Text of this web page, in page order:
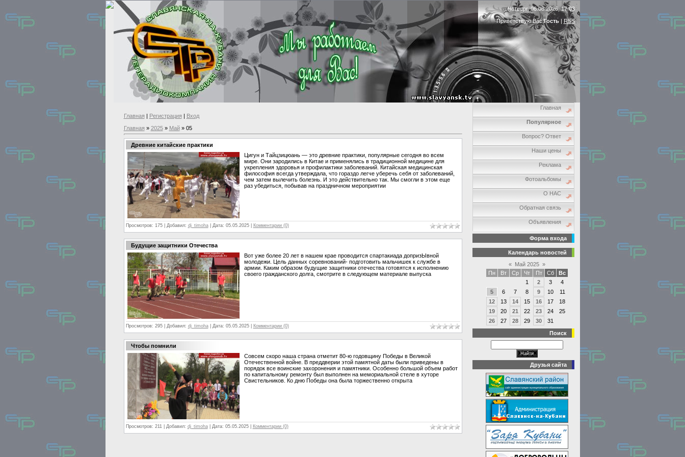
Четверг, 06.08.2026, 17:03
Приветствую ВасГость| RSS
Главная | Регистрация | Вход
Главная » 2025 » Май » 05
Древние китайские практики
Цигун и Тайцзицюань — это древние практики, популярные сегодня во всем
мире. Они зародились в Китае и применялись в традиционной медицине для
укрепления здоровья и профилактики заболеваний. Китайская медицинская
философия всегда утверждала, что гораздо легче уберечь себя от заболеваний,
чем затем вылечить болезнь. И это действительно так. Мы смогли в этом еще
раз убедиться, побывав на праздничном мероприятии
Просмотров: 175| Добавил: dj_timoha| Дата: 05.05.2025 Комментарии (0)
Будущие защитники Отечества
Вот уже более 20 лет в нашем крае проводится спартакиада допризЫвной
молодежи. Цель данных соревнований- подготовить мальчишек к службе в
армии. Каким образом будущие защитники отечества готовятся к исполнению
своего гражданского долга, смотрите в следующем материале выпуска
Просмотров: 295| Добавил: dj_timoha| Дата: 05.05.2025 Комментарии (0)
Чтобы помнили
Совсем скоро наша страна отметит 80-ю годовщину Победы в Великой
Отечественной войне. В преддверии этой памятной даты были приведены в
порядок все воинские захоронения и памятники. Особенно большой объем работ
по капитальному ремонту был выполнен на мемориальной стеле в хуторе
Свистельников. Ко дню Победы она была торжественно открыта
Просмотров: 211 Добавил: dj_timoha| Дата: 05.05.2025 Комментарии (0)
Главная
Популярное
Вопрос? Ответ
Наши цены
Реклама
Фотоальбомы
О НАС
Обратная связь
Объявления
Форма входа
Календарь новостей
« Май 2025 »
Пн
Вт Ср Чт Пт Сб
Вс
1
2 3
4
5
6 7 8 9 10
11
12
13 14 15 16 17
18
19
20 21 22 23 24
25
26
27 28 29 30
31
Поиск
Друзья сайта